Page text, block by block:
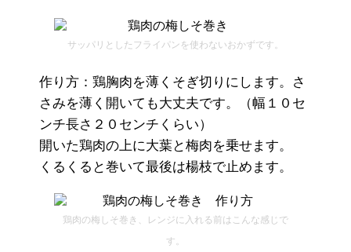
サッパリとしたフライパンを使わないおかずです。
作り方：鶏胸肉を薄くそぎ切りにします。さ
さみを薄く開いても大丈夫です。（幅１０セ
ンチ長さ２０センチくらい）
開いた鶏肉の上に大葉と梅肉を乗せます。
くるくると巻いて最後は楊枝で止めます。
鶏肉の梅しそ巻き、レンジに入れる前はこんな感じで
す。